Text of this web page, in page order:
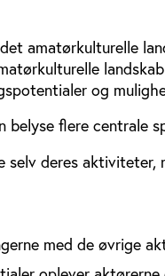
amatørkulturelle
og
belyse flere centrale
selv deres
med de øvrige